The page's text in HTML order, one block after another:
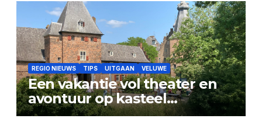
REGIO NIEUWS TIPS UITGAAN VELUWE
Een vakantie vol theater en
avontuur op kasteel
Doorwerth